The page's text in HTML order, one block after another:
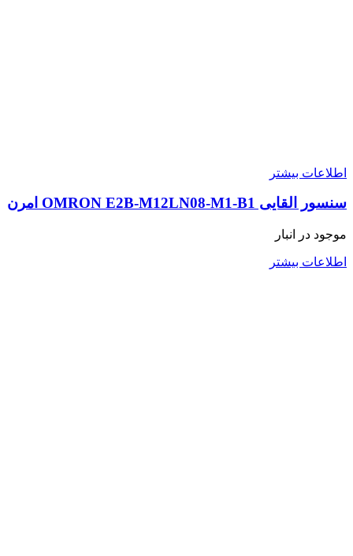
اطلاعات بیشتر
سنسور القایی OMRON E2B-M12LN08-M1-B1 امرن
موجود در انبار
اطلاعات بیشتر